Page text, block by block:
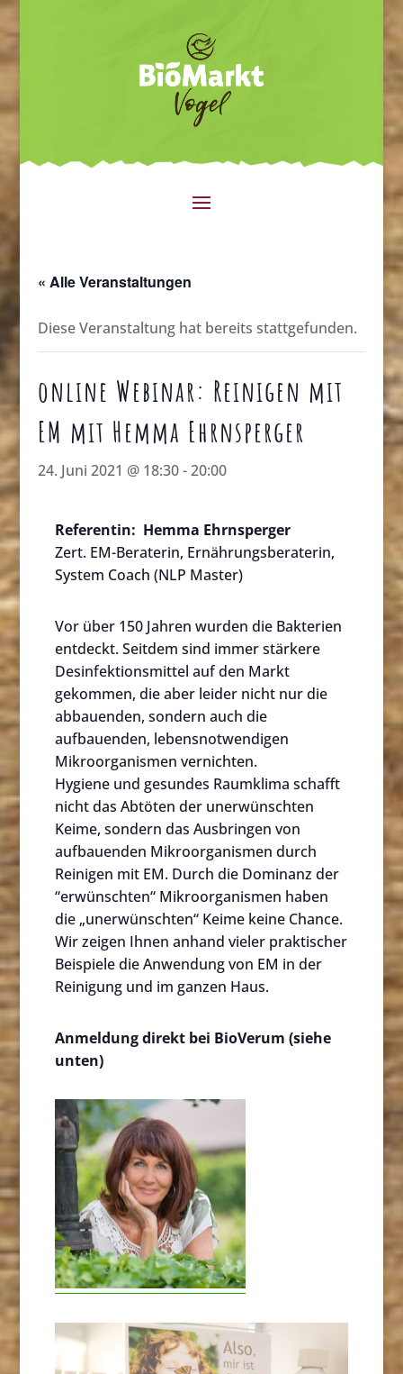
« Alle Veranstaltungen
Diese Veranstaltung hat bereits stattgefunden.
online Webinar: Reinigen mit
EM mit Hemma Ehrnsperger
24. Juni 2021 @ 18:30-20:00
Referentin: Hemma Ehrnsperger
Zert. EM-Beraterin, Ernährungsberaterin,
System Coach (NLP Master)
Vor über 150 Jahren wurden die Bakterien
entdeckt. Seitdem sind immer stärkere
Desinfektionsmittel auf den Markt
gekommen, die aber leider nicht nur die
abbauenden, sondern auch die
aufbauenden, lebensnotwendigen
Mikroorganismen vernichten.
Hygiene und gesundes Raumklima schafft
nicht das Abtöten der unerwünschten
Keime, sondern das Ausbringen von
aufbauenden Mikroorganismen durch
Reinigen mit EM. Durch die Dominanz der
“erwünschten“ Mikroorganismen haben
die „unerwünschten“ Keime keine Chance.
Wir zeigen Ihnen anhand vieler praktischer
Beispiele die Anwendung von EM in der
Reinigung und im ganzen Haus.
Anmeldung direkt bei BioVerum (siehe
unten)